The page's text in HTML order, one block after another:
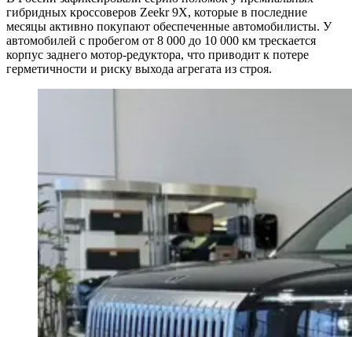
гибридных кроссоверов Zeekr 9X, которые в последние
месяцы активно покупают обеспеченные автомобилисты. У
автомобилей с пробегом от 8 000 до 10 000 км трескается
корпус заднего мотор-редуктора, что приводит к потере
герметичности и риску выхода агрегата из строя.